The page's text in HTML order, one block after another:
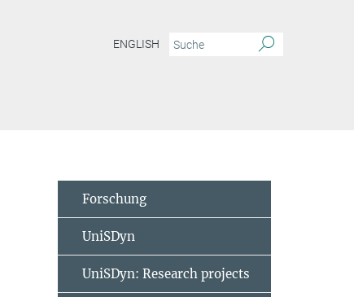
ENGLISH
Forschung
UniSDyn
UniSDyn: Research projects